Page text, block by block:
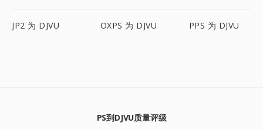
JP2 为 DJVU OXPS 为 DJVU PPS 为 DJVU
PS到DJVU质量评级